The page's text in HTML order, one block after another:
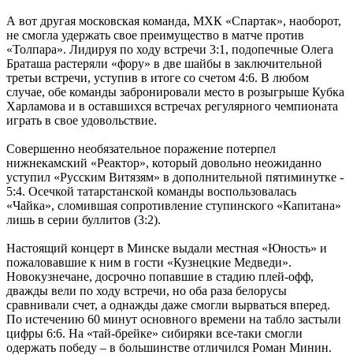
А вот другая московская команда, МХК «Спартак», наоборот,
не смогла удержать свое преимущество в матче против
«Толпара». Лидируя по ходу встречи 3:1, подопечные Олега
Браташа растеряли «фору» в две шайбы в заключительной
третьи встречи, уступив в итоге со счетом 4:6. В любом
случае, обе команды забронировали место в розыгрыше Кубка
Харламова и в оставшихся встречах регулярного чемпионата
играть в свое удовольствие.
Совершенно необязательное поражение потерпел
нижнекамский «Реактор», который довольно неожиданно
уступил «Русским Витязям» в дополнительной пятиминутке -
5:4. Осечкой татарстанской команды воспользовалась
«Чайка», сломившая сопротивление ступинского «Капитана»
лишь в серии буллитов (3:2).
Настоящий концерт в Минске выдали местная «Юность» и
пожаловавшие к ним в гости «Кузнецкие Медведи».
Новокузнечане, досрочно попавшие в стадию плей-офф,
дважды вели по ходу встречи, но оба раза белорусы
сравнивали счет, а однажды даже смогли вырваться вперед.
По истечению 60 минут основного времени на табло застыли
цифры 6:6. На «тай-брейке» сибиряки все-таки смогли
одержать победу – в большинстве отличился Роман Минин.